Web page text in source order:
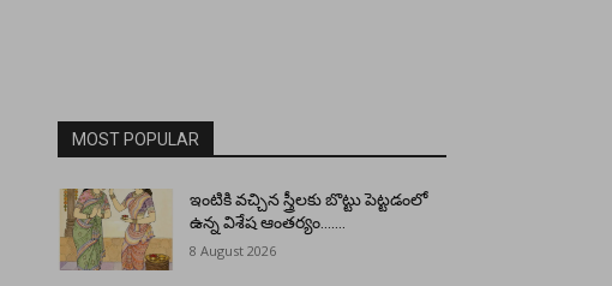
MOST POPULAR
ఇంటికి వచ్చిన స్త్రీలకు బొట్టు పెట్టడంలో
ఉన్న విశేష ఆంతర్యం…….
8 August 2026